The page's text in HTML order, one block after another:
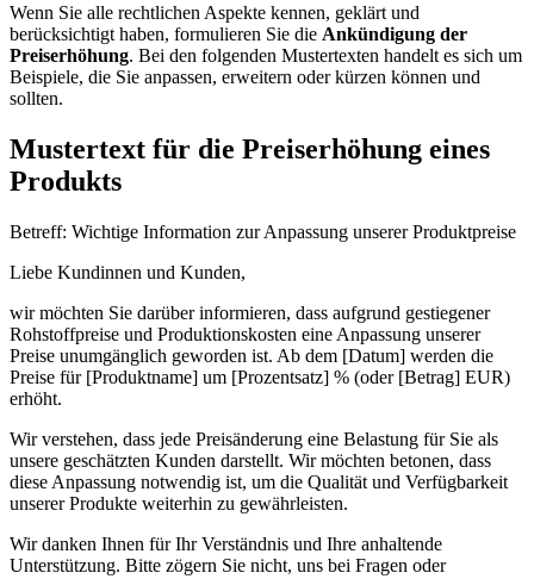
Wenn Sie alle rechtlichen Aspekte kennen, geklärt und
berücksichtigt haben, formulieren Sie die Ankündigung der
Preiserhöhung. Bei den folgenden Mustertexten handelt es sich um
Beispiele, die Sie anpassen, erweitern oder kürzen können und
sollten.
Mustertext für die Preiserhöhung eines
Produkts
Betreff: Wichtige Information zur Anpassung unserer Produktpreise
Liebe Kundinnen und Kunden,
wir möchten Sie darüber informieren, dass aufgrund gestiegener
Rohstoffpreise und Produktionskosten eine Anpassung unserer
Preise unumgänglich geworden ist. Ab dem [Datum] werden die
Preise für [Produktname] um [Prozentsatz] % (oder [Betrag] EUR)
erhöht.
Wir verstehen, dass jede Preisänderung eine Belastung für Sie als
unsere geschätzten Kunden darstellt. Wir möchten betonen, dass
diese Anpassung notwendig ist, um die Qualität und Verfügbarkeit
unserer Produkte weiterhin zu gewährleisten.
Wir danken Ihnen für Ihr Verständnis und Ihre anhaltende
Unterstützung. Bitte zögern Sie nicht, uns bei Fragen oder